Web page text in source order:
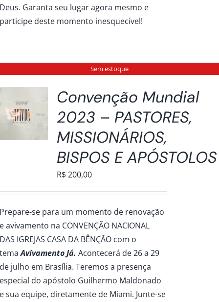
Deus. Garanta seu lugar agora mesmo e
participe deste momento inesquecível!
Sem estoque
Convenção Mundial
2023 – PASTORES,
MISSIONÁRIOS,
BISPOS E APÓSTOLOS
R$200,00
Prepare-se para um momento de renovação
e avivamento na CONVENÇÃO NACIONAL
DAS IGREJAS CASA DA BÊNÇÃO com o
temaAvivamento Já.Acontecerá de 26 a 29
de julho em Brasília. Teremos a presença
especial do apóstolo Guilhermo Maldonado
e sua equipe, diretamente de Miami. Junte-se